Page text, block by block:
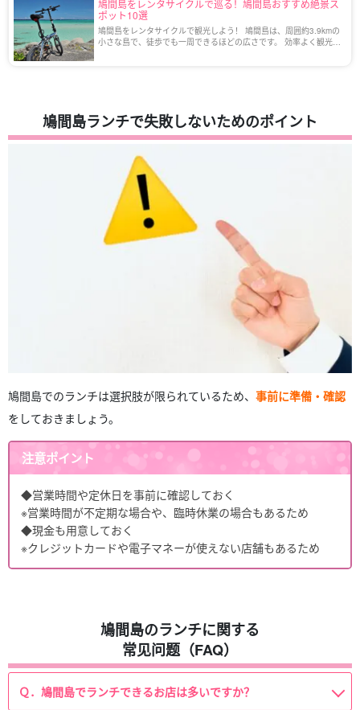
鳩間島をレンタサイクルで巡る！鳩間島おすすめ絶景ス
ポット10選
鳩間島をレンタサイクルで観光しよう！ 鳩間島は、周囲約3.9kmの
小さな島で、徒歩でも一周できるほどの広さです。 効率よく観光ス
鳩間島ランチで失敗しないためのポイント
鳩間島でのランチは選択肢が限られているため、 事前に準備・確認
をしておきましょう。
注意ポイント
◆営業時間や定休日を事前に確認しておく
※営業時間が不定期な場合や、臨時休業の場合もあるため
◆現金も用意しておく
※クレジットカードや電子マネーが使えない店舗もあるため
鳩間島のランチに関する
常见问题（FAQ）
Ｑ．鳩間島でランチできるお店は多いですか？